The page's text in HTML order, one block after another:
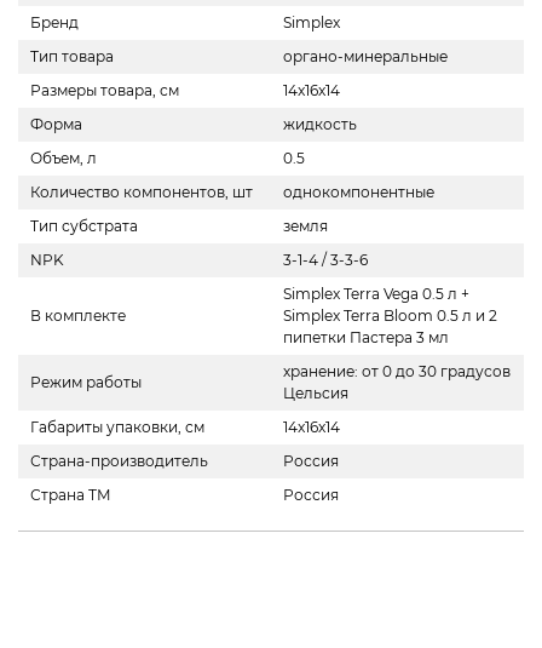
Бренд
Simplex
Тип товара
органо-минеральные
Размеры товара, см
14x16x14
Форма
жидкость
Объем, л
0.5
Количество компонентов, шт
однокомпонентные
Тип субстрата
земля
NPK
3-1-4 / 3-3-6
В комплекте
Simplex Terra Vega 0.5 л +
Simplex Terra Bloom 0.5 л и 2
пипетки Пастера 3 мл
Режим работы
хранение: от 0 до 30 градусов
Цельсия
Габариты упаковки, см
14x16x14
Страна-производитель
Россия
Страна ТМ
Россия